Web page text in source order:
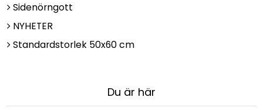
Sidenörngott
NYHETER
Standardstorlek 50x60 cm
Du är här